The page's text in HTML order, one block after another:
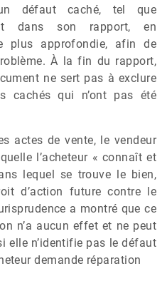
défaut caché, tel que
dans son rapport, en
plus approfondie, afin de
À la fin du rapport,
ne sert pas à exclure
cachés qui n’ont pas été
actes de vente, le vendeur
l’acheteur « connaît et
lequel se trouve le bien,
d’action future contre le
a montré que ce
n’a aucun effet et ne peut
elle n’identifie pas le défaut
demande réparation